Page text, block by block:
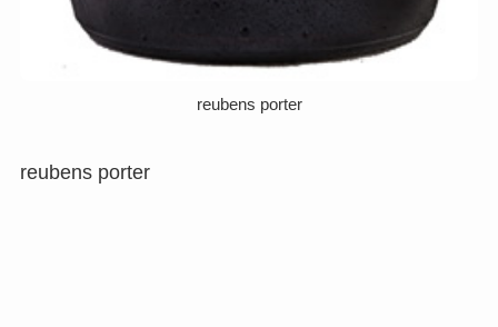
reubens porter
reubens porter